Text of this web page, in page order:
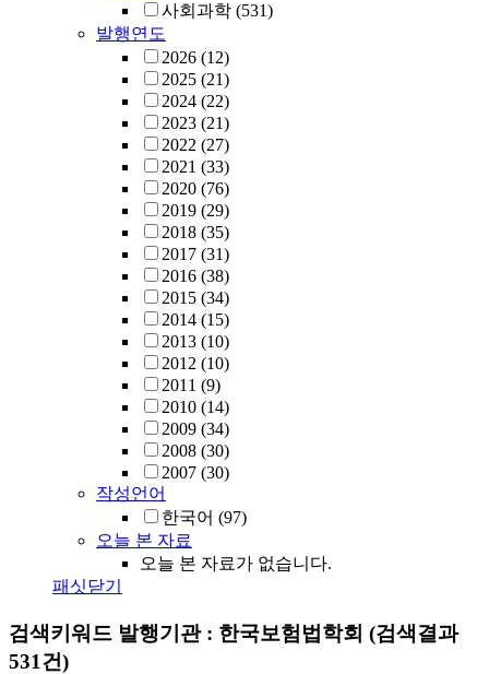
사회과학 (531)
발행연도
2026 (12)
2025 (21)
2024 (22)
2023 (21)
2022 (27)
2021 (33)
2020 (76)
2019 (29)
2018 (35)
2017 (31)
2016 (38)
2015 (34)
2014 (15)
2013 (10)
2012 (10)
2011 (9)
2010 (14)
2009 (34)
2008 (30)
2007 (30)
작성언어
한국어 (97)
오늘 본 자료
오늘 본 자료가 없습니다.
패싯닫기
검색키워드 발행기관 : 한국보험법학회 (검색결과
531건)